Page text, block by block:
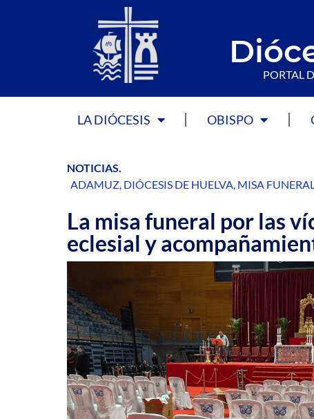
PORTAL
LA DIÓCESIS OBISPO
NOTICIAS.
ADAMUZ, DIÓCESIS DE HUELVA, MISA
La misa funeral por las
eclesial y